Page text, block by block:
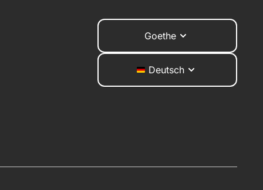
Goethe
Deutsch